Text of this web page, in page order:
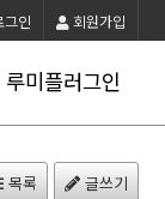
회원가입
그인
루미플러그인
목록 글쓰기